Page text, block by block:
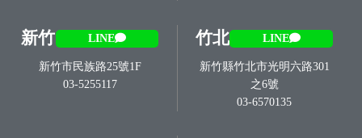
新竹 LINE
新竹市民族路25號1F
03-5255117
竹北 LINE
新竹縣竹北市光明六路301
之6號
03-6570135